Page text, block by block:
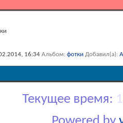
16:34 Альбом фотки Добавил(а)
Текущее время: